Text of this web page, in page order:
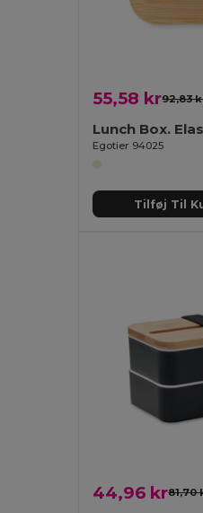
55,58 kr92,83
Egotier 94025
Tilføj Til
44,96 kr81,70